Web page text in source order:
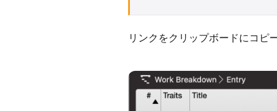
リンクをクリップボードにコピ